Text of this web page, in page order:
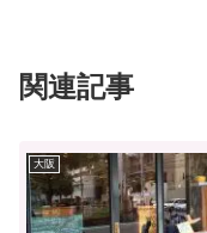
関連記事
大阪